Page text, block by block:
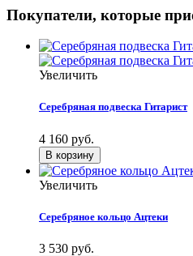
Покупатели, которые
Увеличить
Серебряная подвеска Гитарист
4 160 руб.
Увеличить
Серебряное кольцо Ацтеки
3 530 руб.